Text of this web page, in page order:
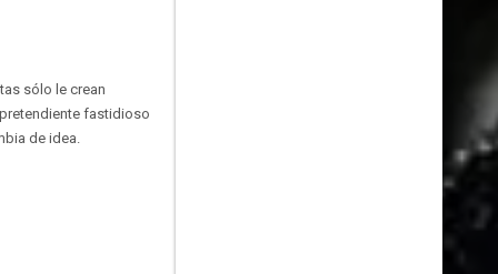
sólo le crean
fastidioso
de idea.